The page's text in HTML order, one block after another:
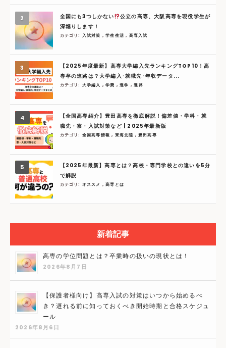
全国にも3つしかない
公立の高専、大阪高専を現役学生が
深堀りします！
カテゴリ: 入試対策 ,学生生活, 高専入試
【2025年度最新】高専大学編入先ランキングTOP10！高
専卒の進路は？大学編入･就職先･年収データ...
カテゴリ: 大学編入 ,学費 ,進学 ,進路
【全国高専紹介】豊田高専を徹底解説！偏差値・学科・就
職先・寮・入試対策など | 2025年最新版
カテゴリ: 全国高専情報, 東海北陸 ,豊田高専
【2025年最新】高専とは？高校・専門学校との違いを5分
で解説
カテゴリ: オススメ ,高専とは
新着記事
高専の学位問題とは？卒業時の扱いの現状とは！
2026年8月7日
【保護者様向け】高専入試の対策はいつから始めるべ
き？遅れる前に知っておくべき開始時期と合格スケジュ
ール
2026年8月6日